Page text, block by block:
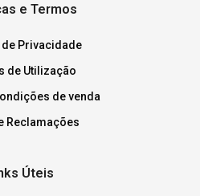
e Termos
Privacidade
de Utilização
de venda
Reclamações
Úteis